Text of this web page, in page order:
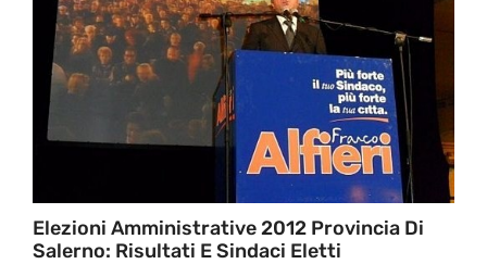
Elezioni Amministrative 2012 Provincia Di
Salerno: Risultati E Sindaci Eletti